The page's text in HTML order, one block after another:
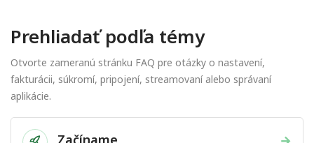
Prehliadať podľa témy
Otvorte zameranú stránku FAQ pre otázky o nastavení,
fakturácii, súkromí, pripojení, streamovaní alebo správaní
aplikácie.
Začíname